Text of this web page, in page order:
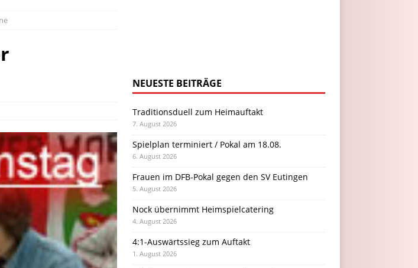
NEUESTE BEITRÄGE
Traditionsduell zum Heimauftakt
7. August 2026
Spielplan terminiert / Pokal am 18.08.
6. August 2026
Frauen im DFB-Pokal gegen den SV Eutingen
5. August 2026
Nock übernimmt Heimspielcatering
4. August 2026
4:1-Auswärtssieg zum Auftakt
1. August 2026